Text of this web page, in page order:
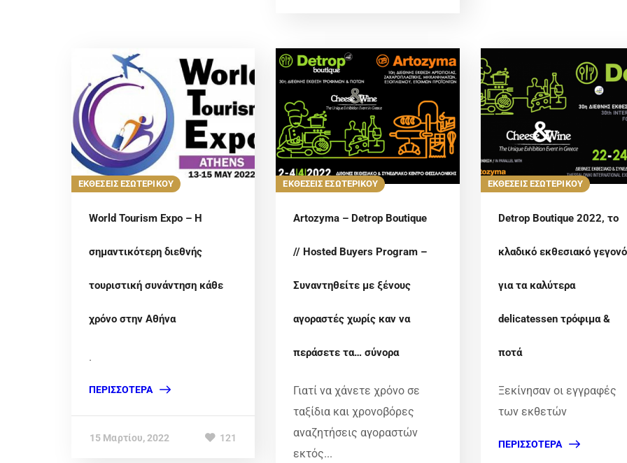
ΕΚΘΕΣΕΙΣ ΕΣΩΤΕΡΙΚΟΥ
World Tourism Expo – Η
σημαντικότερη διεθνής
τουριστική συνάντηση κάθε
χρόνο στην Αθήνα
.
ΠΕΡΙΣΣΌΤΕΡΑ
15 Μαρτίου, 2022 121
ΕΚΘΕΣΕΙΣ ΕΣΩΤΕΡΙΚΟΥ
Artozyma – Detrop Boutique
// Hosted Buyers Program –
Συναντηθείτε με ξένους
αγοραστές χωρίς καν να
περάσετε τα… σύνορα
Γιατί να χάνετε χρόνο σε
ταξίδια και χρονοβόρες
αναζητήσεις αγοραστών
εκτός...
ΕΚΘΕΣΕΙΣ ΕΣΩΤΕΡΙΚΟΥ
Detrop Boutique 2022, το
κλαδικό εκθεσιακό
για τα καλύτερα
delicatessen τρόφιμα &
ποτά
Ξεκίνησαν οι εγγραφές
των εκθετών
ΠΕΡΙΣΣΌΤΕΡΑ